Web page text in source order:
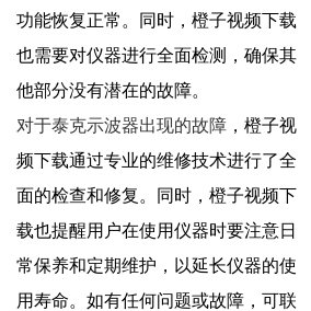
功能恢复正常。同时，橙子视频下载
也需要对仪器进行全面检测，确保其
他部分没有潜在的故障。
对于泰克示波器出现的故障 ，橙子视
频下载通过专业的维修技术进行了全
面的检查和修复。同时，橙子视频下
载也提醒用户在使用仪器时要注意日
常保养和定期维护，以延长仪器的使
用寿命。如有任何问题或故障，可联